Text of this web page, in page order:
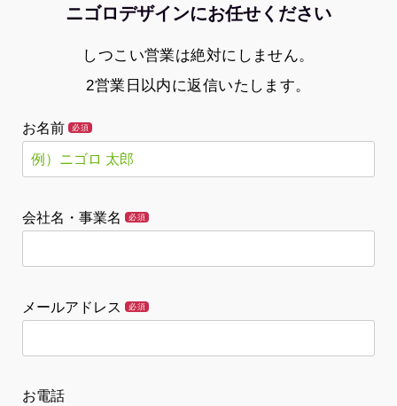
ニゴロデザインにお任せください
しつこい営業は絶対にしません。
2営業日以内に返信いたします。
お名前 必須
会社名・事業名 必須
メールアドレス 必須
お電話